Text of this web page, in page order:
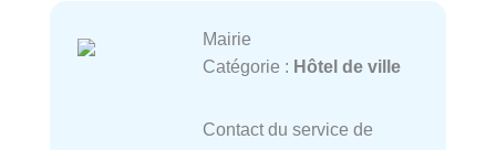
Mairie
Catégorie : Hôtel de ville
Contact du service de